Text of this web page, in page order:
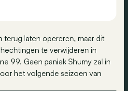
laten opereren, maar dit
te verwijderen in
99. Geen paniek Shumy zal in
het volgende seizoen van